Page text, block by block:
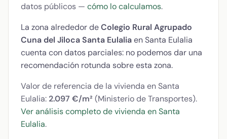
datos públicos — cómo lo calculamos.
La zona alrededor deColegio Rural Agrupado
Cuna del Jiloca Santa Eulaliaen Santa Eulalia
cuenta con datos parciales: no podemos dar una
recomendación rotunda sobre esta zona.
Valor de referencia de la vivienda en Santa
Eulalia: 2.097 €/m² (Ministerio de Transportes).
Ver análisis completo de vivienda en Santa
Eulalia.